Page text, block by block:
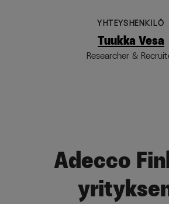
YHTEYSHENKILÖ
Tuukka Vesa
Researcher &
Adecco